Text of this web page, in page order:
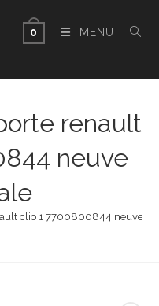
0 MENU
renault
neuve
clio 1 7700800844 neuve